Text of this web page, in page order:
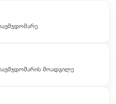
მოადგილე